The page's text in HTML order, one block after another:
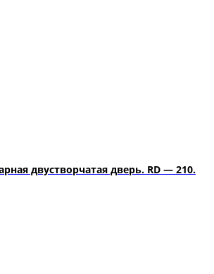
двустворчатая дверь. RD — 210.